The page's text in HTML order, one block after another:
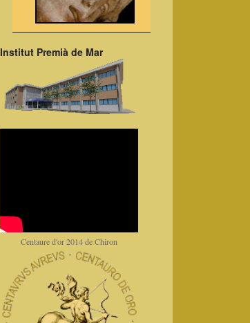
Institut Premià de Mar
Centaure d'or 2014 de Chiron